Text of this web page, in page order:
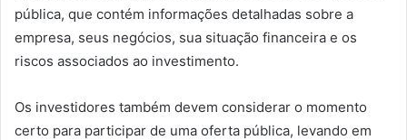
pública, que contém informações detalhadas sobre a
empresa, seus negócios, sua situação financeira e os
riscos associados ao investimento.
Os investidores também devem considerar o momento
certo para participar de uma oferta pública, levando em